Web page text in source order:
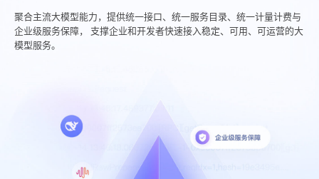
聚合主流大模型能力，提供统一接口、统一服务目录、统一计量计费与
企业级服务保障， 支撑企业和开发者快速接入稳定、可用、可运营的大
模型服务。